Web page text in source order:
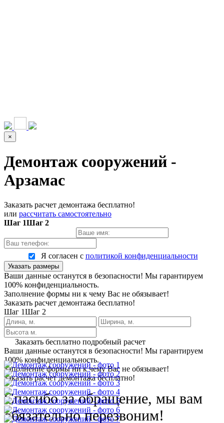
×
Демонтаж сооружений -
Арзамас
Заказать расчет демонтажа бесплатно!
или рассчитать самостоятельно
Шаг 1Шаг 2
Я согласен с политикой конфиденциальности
Указать размеры
Ваши данные останутся в безопасности! Мы гарантируем
100% конфиденциальность.
Заполнение формы ни к чему Вас не обязывает!
Заказать расчет демонтажа бесплатно!
Шаг 1Шаг 2
Заказать бесплатно подробный расчет
Ваши данные останутся в безопасности! Мы гарантируем
100% конфиденциальность.
Заполнение формы ни к чему Вас не обязывает!
Заказать расчет демонтажа бесплатно!
Спасибо за обращение, мы вам
обязательно перезвоним!